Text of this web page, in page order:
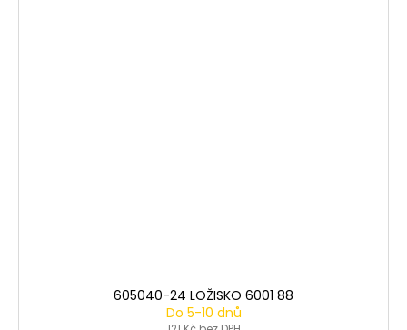
605040-24 LOŽISKO 6001 88
Do 5-10 dnů